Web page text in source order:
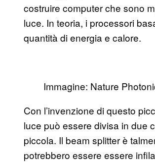
costruire computer che sono
luce. In teoria, i processori
quantità di energia e calore.
Immagine: Nature
Con l’invenzione di questo
luce può essere divisa in due
piccola. Il beam splitter è
potrebbero essere essere